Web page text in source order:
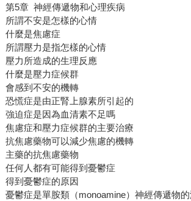
第5章 神經傳遞物和心理疾病
所謂不安是怎樣的心情
什麼是焦慮症
所謂壓力是指怎樣的心情
壓力所造成的生理反應
什麼是壓力症候群
會感到不安的機轉
恐慌症是由正腎上腺素所引起的
強迫症是因為血清素不足嗎
焦慮症和壓力症候群的主要治療
抗焦慮藥物可以減少焦慮的機轉
主藥的抗焦慮藥物
任何人都有可能得到憂鬱症
得到憂鬱症的原因
憂鬱症是單胺類（monoamine）神經傳遞物